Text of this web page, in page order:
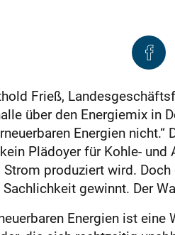
Frieß,
über den Energiemix in
Energien
Plädoyer für Kohle-
produziert wird.
Sachlichkeit gewinnt. Der
Energien ist